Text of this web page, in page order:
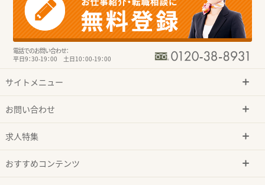
電話でのお問い合わせ：
平日9：30-19：00 土日10：00-19：00
サイトメニュー
お問い合わせ
求人特集
おすすめコンテンツ